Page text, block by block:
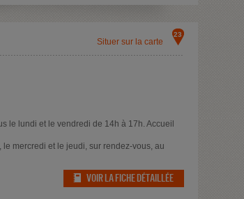
Situer sur la carte
23
le lundi et le vendredi de 14h à 17h. Accueil
mercredi et le jeudi, sur rendez-vous, au
VOIR LA FICHE DÉTAILLÉE